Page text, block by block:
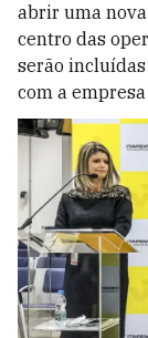
abrir uma
centro das
serão
com a